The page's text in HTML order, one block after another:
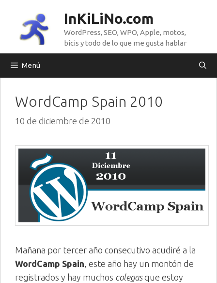
contenido
InKiLiNo.com
WordPress, SEO, WPO, Apple, motos,
bicis y todo de lo que me gusta hablar
Menú
WordCamp Spain 2010
10 de diciembre de 2010
Mañana por tercer año consecutivo acudiré a la
WordCamp Spain, este año hay un montón de
registrados y hay muchos colegasque estoy